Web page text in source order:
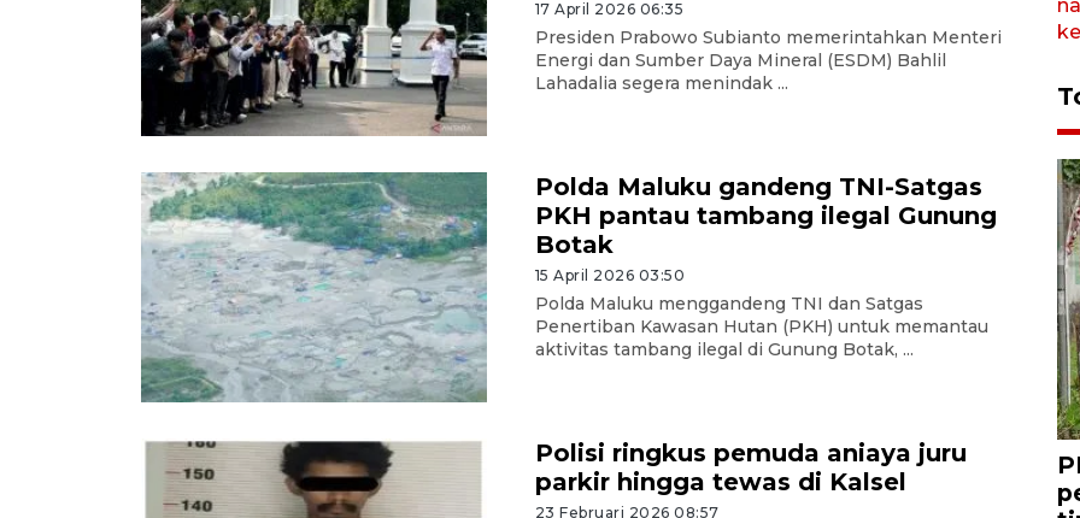
17 April 2026 06:35
Presiden Prabowo Subianto memerintahkan Menteri
Energi dan Sumber Daya Mineral (ESDM) Bahlil
Lahadalia segera menindak ...
Polda Maluku gandeng TNI-Satgas
PKH pantau tambang ilegal Gunung
Botak
15 April 2026 03:50
Polda Maluku menggandeng TNI dan Satgas
Penertiban Kawasan Hutan (PKH) untuk memantau
aktivitas tambang ilegal di Gunung Botak, ...
Polisi ringkus pemuda aniaya juru
parkir hingga tewas di Kalsel
23 Februari 2026 08:57